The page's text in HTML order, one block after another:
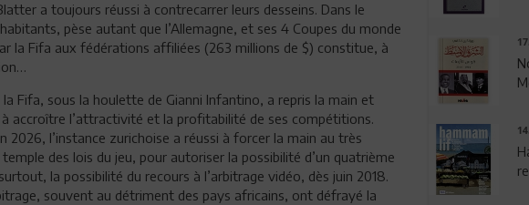
a toujours réussi à contrecarrer leurs desseins. Dans le
pèse autant que l’Allemagne, et ses 4 Coupes du monde
la Fifa aux fédérations affiliées (263 millions de $) constitue, à
la Fifa, sous la houlette de Gianni Infantino, a repris la main et
accroître l’attractivité et la profitabilité de ses compétitions.
2026, l’instance zurichoise a réussi à forcer la main au très
des lois du jeu, pour autoriser la possibilité d’un quatrième
la possibilité du recours à l’arbitrage vidéo, dès juin 2018.
souvent au détriment des pays africains, ont défrayé la